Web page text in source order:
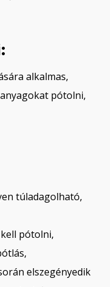
alkalmas,
pótolni,
túladagolható,
pótolni,
elszegényedik